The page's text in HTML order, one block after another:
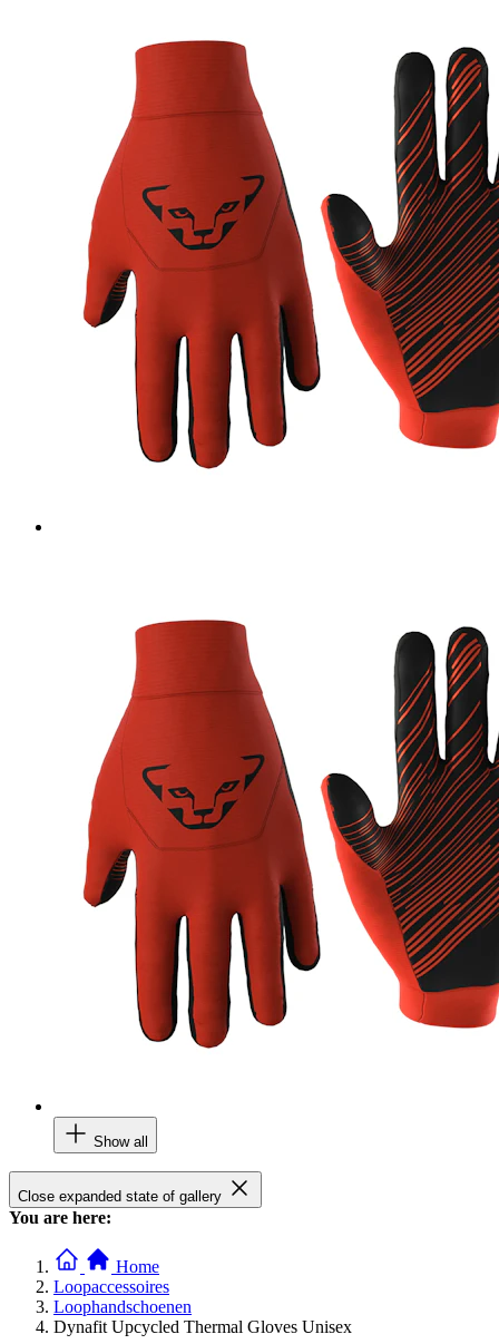
Show all
Close expanded state of gallery
You are here:
Home
Loopaccessoires
Loophandschoenen
Dynafit Upcycled Thermal Gloves Unisex